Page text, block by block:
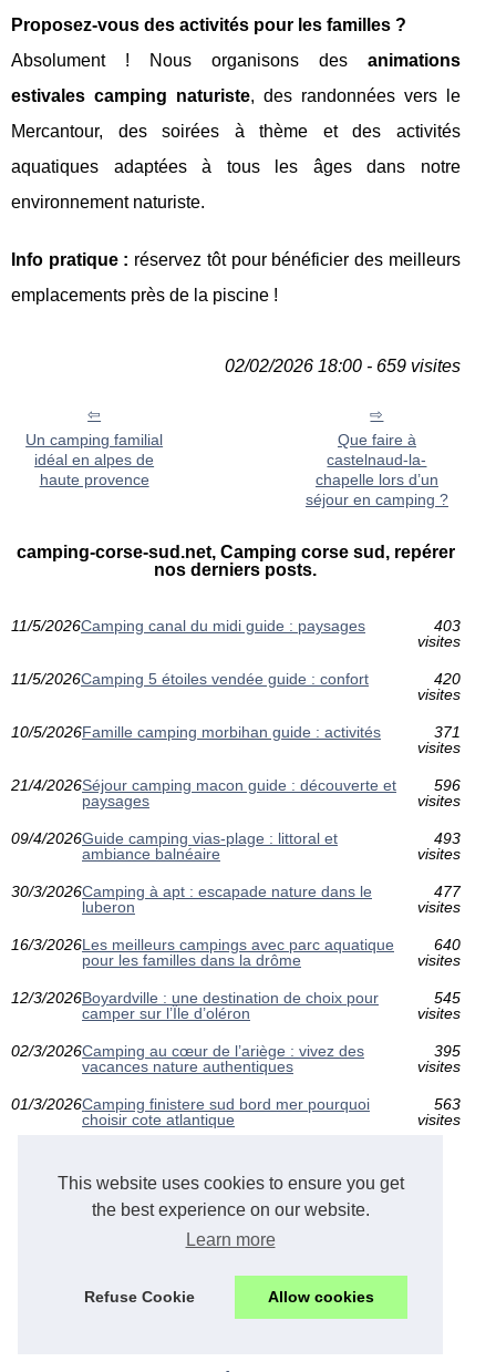
This website uses cookies to ensure you get
the best experience on our website.
Learn more
Refuse Cookie Allow cookies
Proposez-vous des activités pour les familles ?
Absolument ! Nous organisons des animations
estivales camping naturiste, des randonnées vers le
Mercantour, des soirées à thème et des activités
aquatiques adaptées à tous les âges dans notre
environnement naturiste.
Info pratique : réservez tôt pour bénéficier des meilleurs
emplacements près de la piscine !
02/02/2026 18:00 - 659 visites
Un camping familial
idéal en alpes de
haute provence
Que faire à
castelnaud-la-
chapelle lors d’un
séjour en camping ?
camping-corse-sud.net, Camping corse sud, repérer
nos derniers posts.
11/5/2026Camping canal du midi guide : paysages
403
visites
11/5/2026Camping 5 étoiles vendée guide : confort
420
visites
10/5/2026Famille camping morbihan guide : activités
371
visites
21/4/2026Séjour camping macon guide : découverte et
paysages
596
visites
09/4/2026Guide camping vias-plage : littoral et
ambiance balnéaire
493
visites
30/3/2026Camping à apt : escapade nature dans le
luberon
477
visites
16/3/2026Les meilleurs campings avec parc aquatique
pour les familles dans la drôme
640
visites
12/3/2026Boyardville : une destination de choix pour
camper sur l’Île d’oléron
545
visites
02/3/2026Camping au cœur de l’ariège : vivez des
vacances nature authentiques
395
visites
01/3/2026Camping finistere sud bord mer pourquoi
choisir cote atlantique
563
visites
Camping corse sud